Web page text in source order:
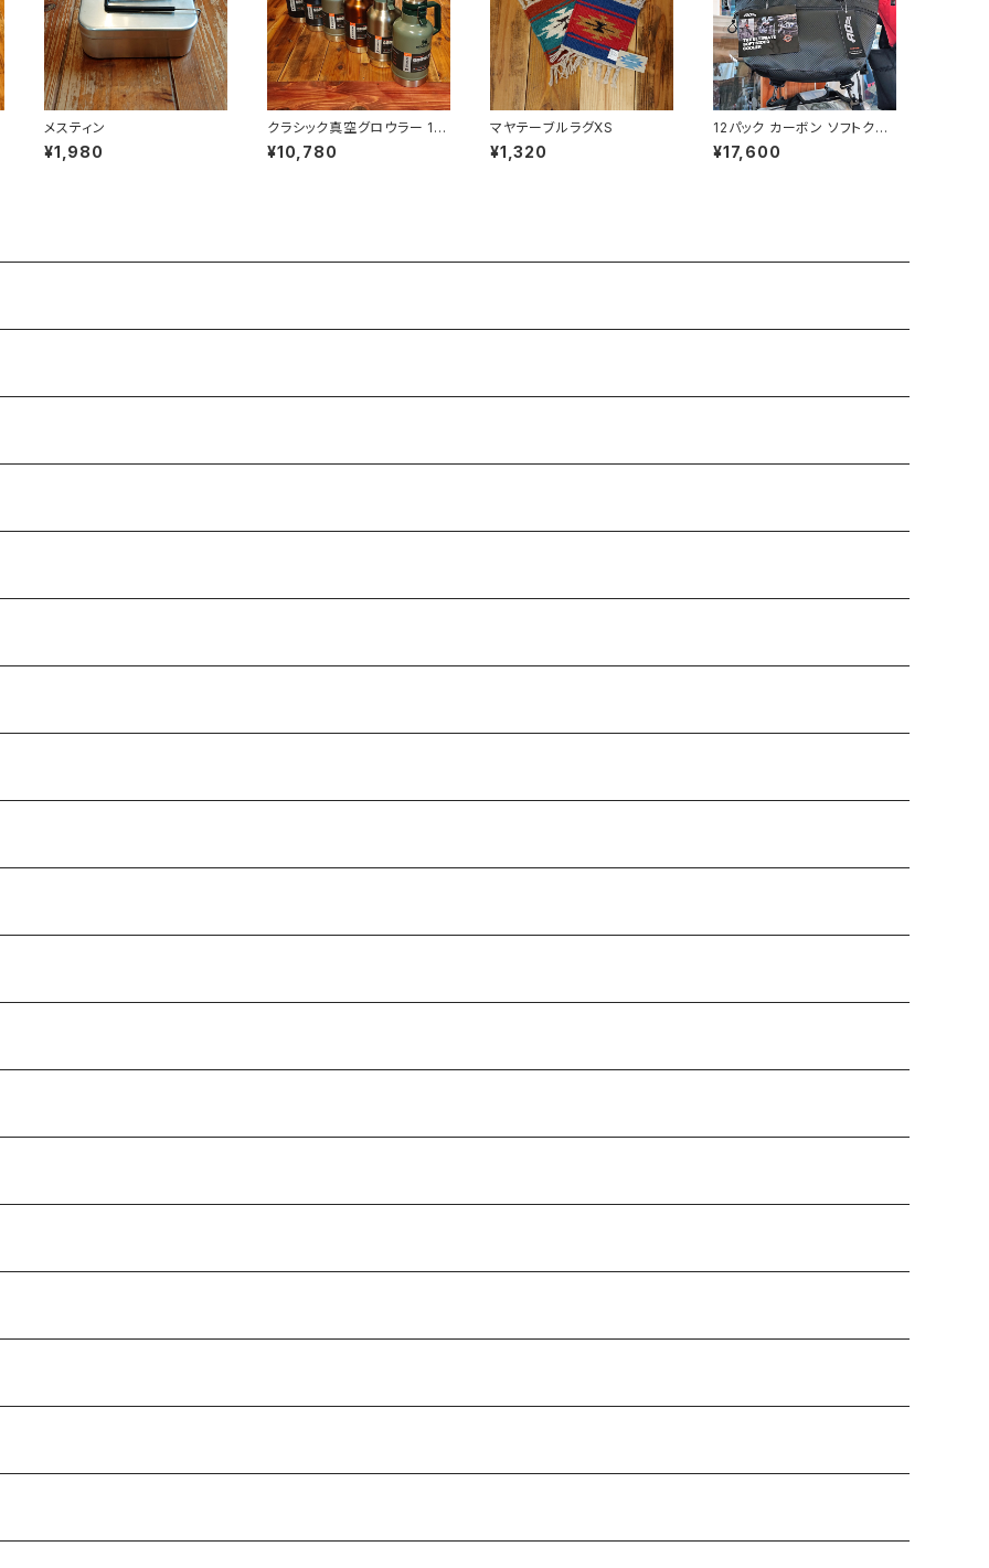
メスティン
¥1,980
クラシック真空グロウラー 1.9
L
¥10,780
マヤテーブルラグXS
¥1,320
12パック カーボン ソフトクー
ラー
¥17,600